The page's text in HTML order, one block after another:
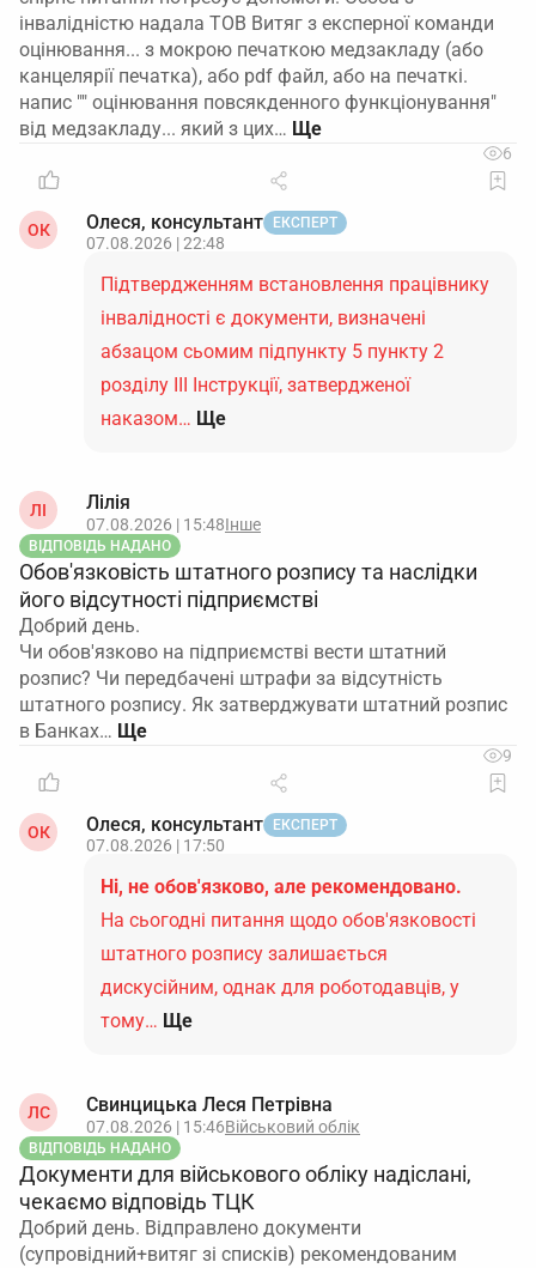
інвалідністю надала ТОВ Витяг з експерної команди
оцінювання... з мокрою печаткою медзакладу (або
канцелярії печатка), або pdf файл, або на печаткі.
напис "" оцінювання повсякденного функціонування"
від медзакладу... який з цих…
6
ОК Олеся, консультант ЕКСПЕРТ
07.08.2026 | 22:48
Підтвердженням встановлення працівнику
інвалідності є документи, визначені
абзацом сьомим підпункту 5 пункту 2
розділу ІІІ Інструкції, затвердженої
наказом… Ще
ЛІ Лілія
07.08.2026 | 15:48Інше
ВІДПОВІДЬ НАДАНО
Обов'язковість штатного розпису та наслідки
його відсутності підприємстві
Добрий день.
Чи обов'язково на підприємстві вести штатний
розпис? Чи передбачені штрафи за відсутність
штатного розпису. Як затверджувати штатний розпис
в Банках…
9
ОК Олеся, консультант ЕКСПЕРТ
07.08.2026 | 17:50
Ні, не обов'язково, але рекомендовано.
На сьогодні питання щодо обов'язковості
штатного розпису залишається
дискусійним, однак для роботодавців, у
тому… Ще
ЛС Свинцицька Леся Петрівна
07.08.2026 | 15:46Військовий облік
ВІДПОВІДЬ НАДАНО
Документи для військового обліку надіслані,
чекаємо відповідь ТЦК
Добрий день. Відправлено документи
(супровідний+витяг зі списків) рекомендованим